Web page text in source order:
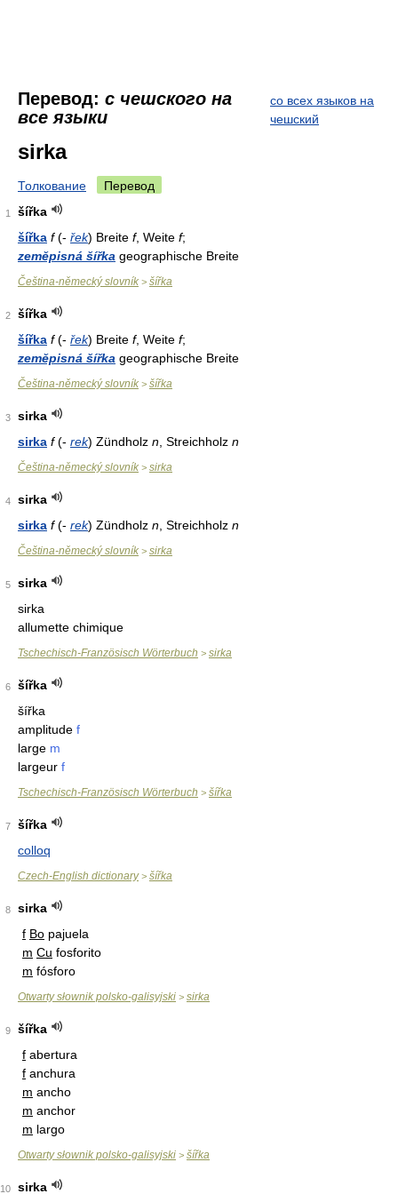
Перевод: с чешского на
все языки
со всех языков на
чешский
sirka
Толкование Перевод
1
šířka
šířka f(- řek) Breite f, Weite f;
zeměpisná šířka geographische Breite
Čeština-německý slovník > šířka
2
šířka
šířka f(- řek) Breite f, Weite f;
zeměpisná šířka geographische Breite
Čeština-německý slovník > šířka
3
sirka
sirka f(- rek) Zündholz n , Streichholz n
Čeština-německý slovník > sirka
4
sirka
sirka f(- rek) Zündholz n , Streichholz n
Čeština-německý slovník > sirka
5
sirka
sirka
allumette chimique
Tschechisch-Französisch Wörterbuch > sirka
6
šířka
šířka
amplitude f
large m
largeur f
Tschechisch-Französisch Wörterbuch > šířka
7
šířka
colloq
Czech-English dictionary> šířka
8
sirka
f Bo pajuela
m Cu fosforito
m fósforo
Otwarty słownik polsko-galisyjski > sirka
9
šířka
f abertura
f anchura
m ancho
m anchor
m largo
Otwarty słownik polsko-galisyjski > šířka
10 sirka